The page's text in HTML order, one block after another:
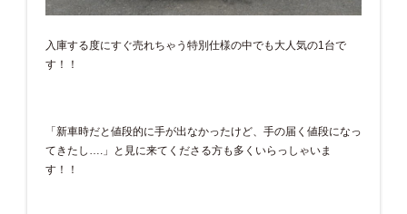
入庫する度にすぐ売れちゃう特別仕様の中でも大人気の1台で
す！！
「新車時だと値段的に手が出なかったけど、手の届く値段になっ
てきたし….」と見に来てくださる方も多くいらっしゃいま
す！！